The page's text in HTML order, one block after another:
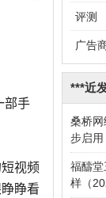
部手
视频
睁看
评测
广告
***近
桑桥
步启用
福醻
样（